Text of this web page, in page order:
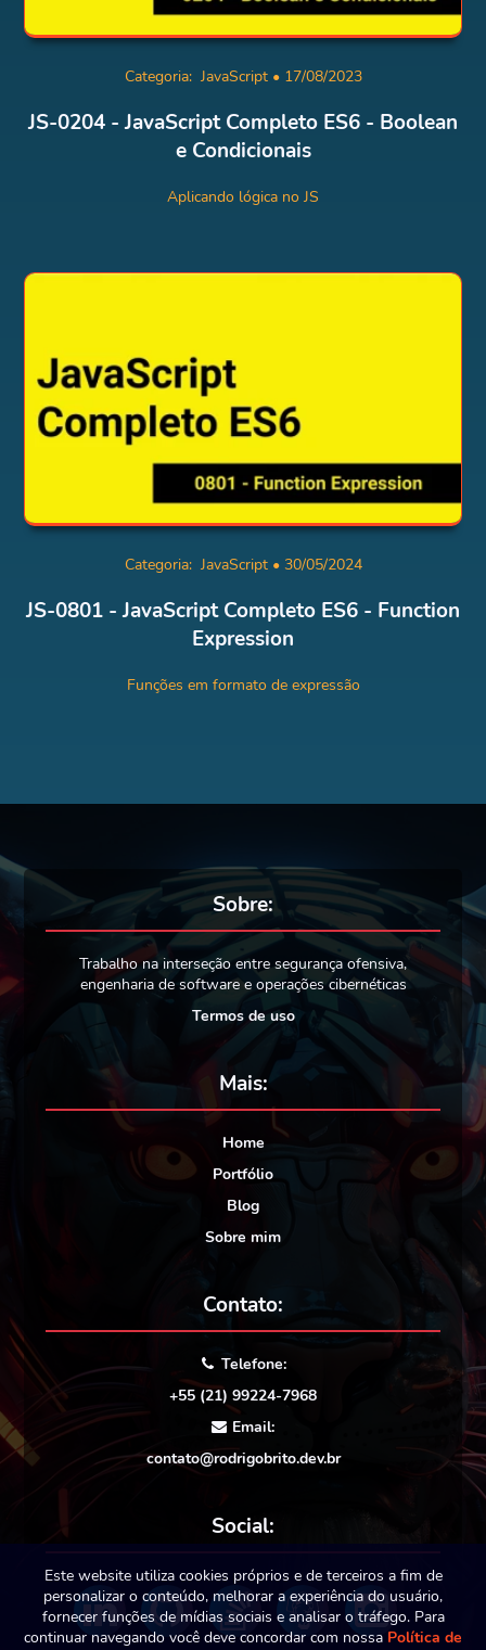
Categoria: JavaScript• 17/08/2023
JS-0204 - JavaScript Completo ES6 - Boolean
e Condicionais
Aplicando lógica no JS
Categoria: JavaScript• 30/05/2024
JS-0801 - JavaScript Completo ES6 - Function
Expression
Funções em formato de expressão
Sobre:
Trabalho na interseção entre segurança ofensiva,
engenharia de software e operações cibernéticas
Termos de uso
Mais:
Home
Portfólio
Blog
Sobre mim
Contato:
Telefone:
+55 (21) 99224-7968
Email:
contato@rodrigobrito.dev.br
Social:
Este website utiliza cookies próprios e de terceiros a fim de
personalizar o conteúdo, melhorar a experiência do usuário,
fornecer funções de mídias sociais e analisar o tráfego. Para
continuar navegando você deve concordar com nossa Política de